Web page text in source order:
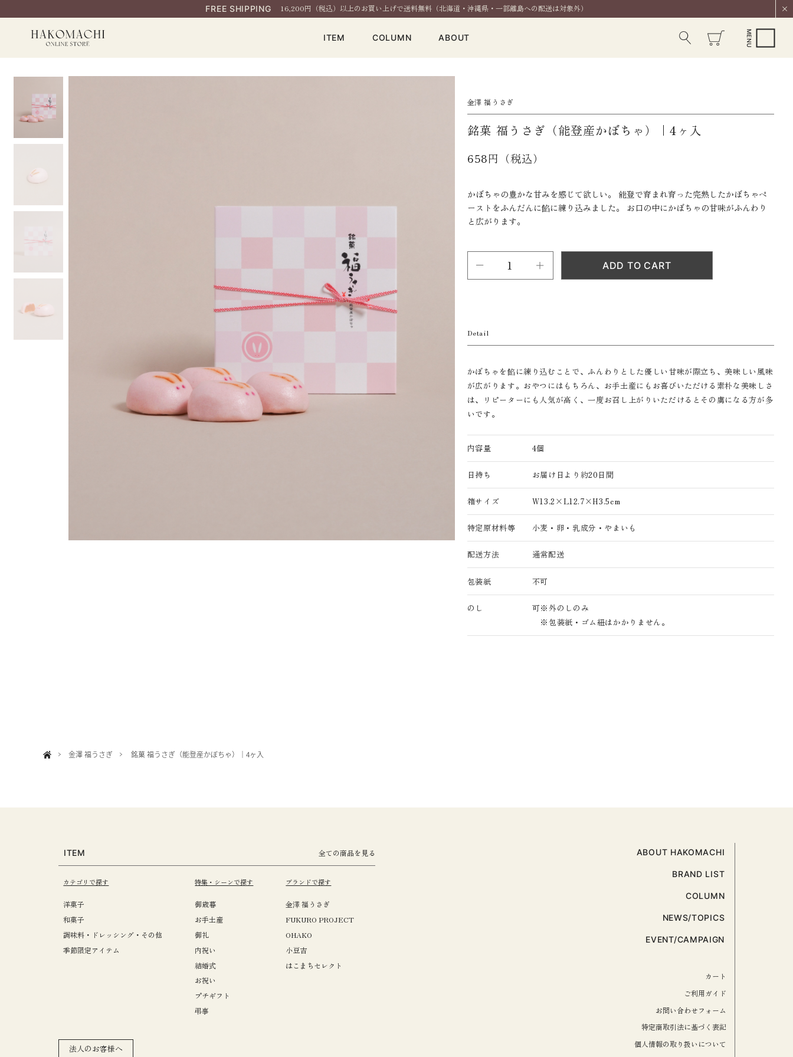
FREE SHIPPING 16,200円（税込）以上のお買い上げで送料無料（北海道・沖縄県・一部離島への配送は対象外）
ITEM COLUMN ABOUT
金澤 福うさぎ
銘菓 福うさぎ（能登産かぼちゃ）｜4ヶ入
658円（税込）
かぼちゃの豊かな甘みを感じて欲しい。 能登で育まれ育った完熟したかぼちゃペ
ーストをふんだんに餡に練り込みました。 お口の中にかぼちゃの甘味がふんわり
と広がります。
Detail
かぼちゃを餡に練り込むことで、ふんわりとした優しい甘味が際立ち、美味しい風味
が広がります。おやつにはもちろん、お手土産にもお喜びいただける素朴な美味しさ
は、リピーターにも人気が高く、一度お召し上がりいただけるとその虜になる方が多
いです。
内容量 4個
日持ち お届け日より約20日間
箱サイズ W13.2×L12.7×H3.5cm
特定原材料等 小麦・卵・乳成分・やまいも
配送方法 通常配送
包装紙 不可
のし
可※外のしのみ
※包装紙・ゴム紐はかかりません。
金澤 福うさぎ 銘菓 福うさぎ（能登産かぼちゃ）｜4ヶ入
ITEM 全ての商品を見る
カテゴリで探す
洋菓子
和菓子
調味料・ドレッシング・その他
季節限定アイテム
特集・シーンで探す
御歳暮
お手土産
御礼
内祝い
結婚式
お祝い
プチギフト
弔事
ブランドで探す
金澤 福うさぎ
FUKURO PROJECT
OHAKO
小豆吉
はこまちセレクト
法人のお客様へ
ABOUT HAKOMACHI
BRAND LIST
COLUMN
NEWS/TOPICS
EVENT/CAMPAIGN
カート
ご利用ガイド
お問い合わせフォーム
特定商取引法に基づく表記
個人情報の取り扱いについて